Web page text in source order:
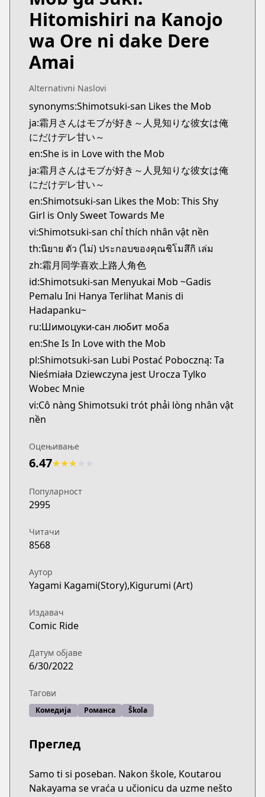
https://comicride.jp/series/b375235835e02?s=1
Kitsu
https://kitsu.app/manga/shimotsuki-san-wa-mob-
CDJapan
https://www.anime-planet.com/manga/https://
MangaUpdates
MangaUpdates
https://www.mangaupdates.com/
novelUpdates
novelUpdates
https://www.novelupdates.com/series/
Book☆Walker
Book☆Walker
https://bookwalker.jp/series/418920/list
Hitomishiri na Kanojo
wa Ore ni dake Dere
Amai
Alternativni Naslovi
synonyms:Shimotsuki-san Likes the Mob
ja:霜月さんはモブが好き～人見知りな彼女は俺
にだけデレ甘い～
en:She is in Love with the Mob
ja:霜月さんはモブが好き～人見知りな彼女は俺
にだけデレ甘い～
en:Shimotsuki-san Likes the Mob: This Shy
Girl is Only Sweet Towards Me
vi:Shimotsuki-san chỉ thích nhân vật nền
th:นิยาย ตัว (ไม่) ประกอบของคุณชิโมสึกิ เล่ม
zh:霜月同学喜欢上路人角色
id:Shimotsuki-san Menyukai Mob ~Gadis
Pemalu Ini Hanya Terlihat Manis di
Hadapanku~
ru:Шимоцуки-сан любит моба
en:She Is In Love with the Mob
pl:Shimotsuki-san Lubi Postać Poboczną: Ta
Nieśmiała Dziewczyna jest Urocza Tylko
Wobec Mnie
vi:Cô nàng Shimotsuki trót phải lòng nhân vật
nền
Оцењивање
6.47★★★
Популарност
2995
Читачи
8568
Аутор
Yagami Kagami(Story),Kigurumi (Art)
Издавач
Comic Ride
Датум објаве
6/30/2022
Тагови
Комедија Романса Škola
Преглед
Samo ti si poseban. Nakon škole, Koutarou
Nakayama se vraća u učionicu da uzme nešto